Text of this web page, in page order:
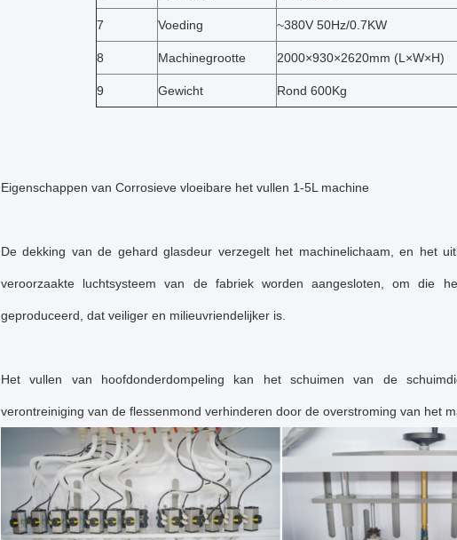
7 Voeding ~380V 50Hz/0.7KW
8 Machinegrootte 2000×930×2620mm (L×W×H)
9 Gewicht Rond 600Kg
Eigenschappen van Corrosieve vloeibare het vullen 1-5L machine
De dekking van de gehard glasdeur verzegelt het machinelichaam, en het
veroorzaakte luchtsysteem van de fabriek worden aangesloten, om die
geproduceerd, dat veiliger en milieuvriendelijker is.
Het vullen van hoofdonderdompeling kan het schuimen van de
verontreiniging van de flessenmond verhinderen door de overstroming van het